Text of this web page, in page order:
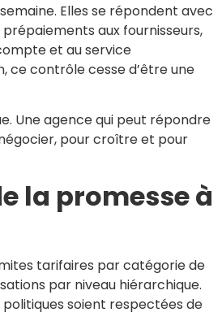
Elles se répondent avec
aux fournisseurs,
et au service
ce contrôle cesse d’être une
Une agence qui peut répondre
pour croître et pour
la promesse à
tarifaires par catégorie de
par niveau hiérarchique.
soient respectées de